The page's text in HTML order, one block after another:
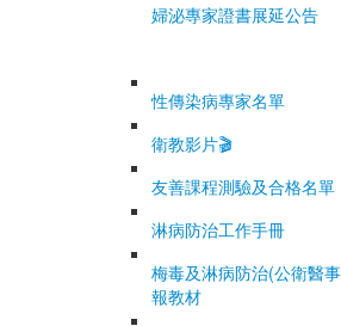
婦泌專家證書展延公告
性傳染病專家名單
衛教影片🎬
友善課程測驗及合格名單
淋病防治工作手冊
梅毒及淋病防治(公衛醫
報教材